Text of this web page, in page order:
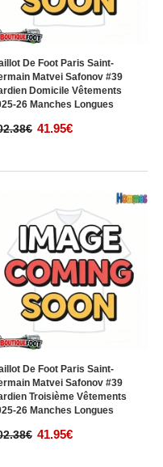
De Foot Paris Saint-
Matvei Safonov #39
Domicile Vêtements
26 Manches Longues
41.95€